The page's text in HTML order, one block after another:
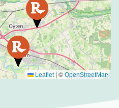
Leaflet | © OpenStreetMap